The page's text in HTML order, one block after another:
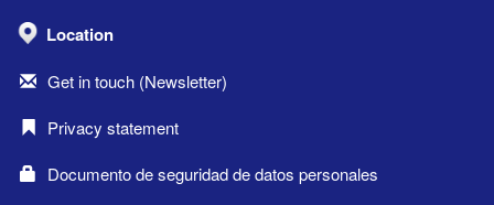
Location
Get in touch (Newsletter)
Privacy statement
Documento de seguridad de datos personales